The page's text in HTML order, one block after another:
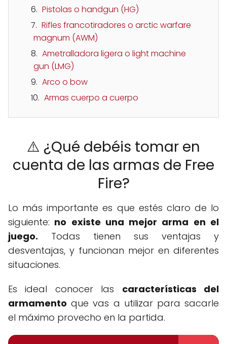
Pistolas o handgun (HG)
Rifles francotiradores o arctic warfare
magnum (AWM)
Ametralladora ligera o light machine
gun (LMG)
Arco o bow
Armas cuerpo a cuerpo
⚠️ ¿Qué debéis tomar en
cuenta de las armas de Free
Fire?
Lo más importante es que estés claro de lo
siguiente: no existe una mejor arma en el
juego. Todas tienen sus ventajas y
desventajas, y funcionan mejor en diferentes
situaciones.
Es ideal conocer las características del
armamento que vas a utilizar para sacarle
el máximo provecho en la partida.